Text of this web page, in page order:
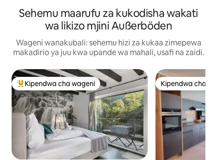
Sehemu maarufu za kukodisha wakati
wa likizo mjini Außerböden
Wageni wanakubali: sehemu hizi za kukaa zimepewa
makadirio ya juu kwa upande wa mahali, usafi na zaidi.
Kipendwa maarufu cha wageni
Kipendwa cha wageni Kipendwa cha
Kipendwa cha